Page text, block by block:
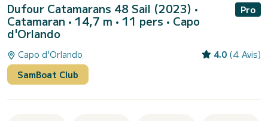
Dufour Catamarans 48 Sail (2023) •
Catamaran • 14,7 m • 11 pers • Capo
d'Orlando
Pro
Capo d'Orlando 4.0 (4 Avis)
SamBoat Club